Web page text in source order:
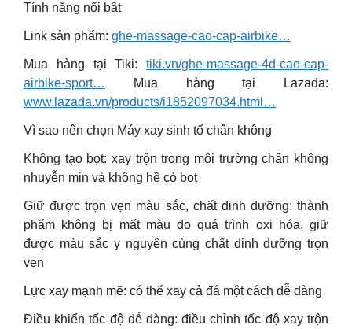
Tính năng nổi bật
Link sản phẩm: ghe-massage-cao-cap-airbike…
Mua hàng tại Tiki: tiki.vn/ghe-massage-4d-cao-cap-
airbike-sport…
Mua hàng tại Lazada:
www.lazada.vn/products/i1852097034.html…
Vì sao nên chọn Máy xay sinh tố chân không
Không tạo bọt: xay trộn trong môi trường chân không
nhuyễn mịn và không hề có bọt
Giữ được trọn vẹn màu sắc, chất dinh dưỡng: thành
phẩm không bị mất màu do quá trình oxi hóa, giữ
được màu sắc y nguyên cùng chất dinh dưỡng trọn
vẹn
Lực xay mạnh mẽ: có thể xay cả đá một cách dễ dàng
Điều khiển tốc độ dễ dàng: điều chỉnh tốc độ xay trộn